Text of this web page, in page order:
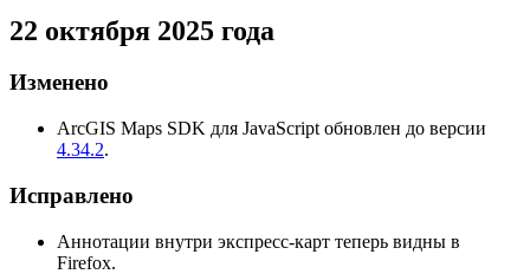
22 октября 2025 года
Изменено
ArcGIS Maps SDK для JavaScript обновлен до версии
4.34.2.
Исправлено
Аннотации внутри экспресс-карт теперь видны в
Firefox.